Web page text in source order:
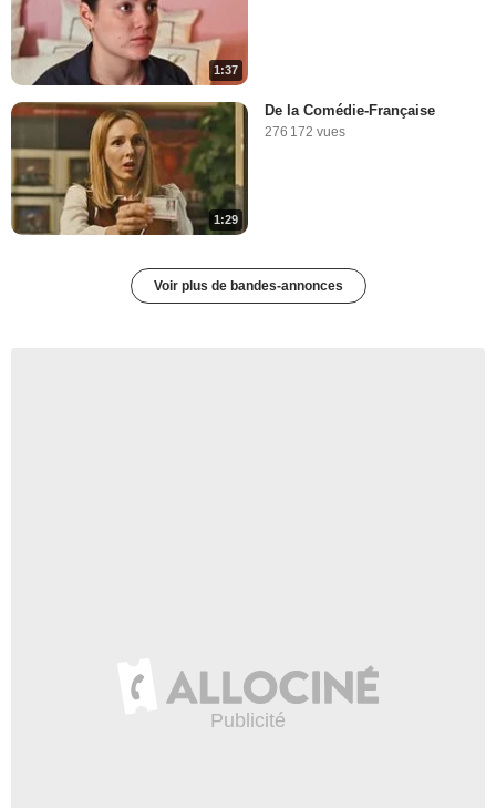
1:37
1:29
De la Comédie-Française
276 172 vues
Voir plus de bandes-annonces